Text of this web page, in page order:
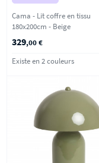
Cama - Lit coffre en tissu
180x200cm - Beige
329,00 €
Existe en 2 couleurs